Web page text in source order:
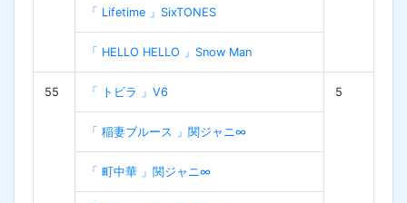
「 Lifetime 」SixTONES
「 HELLO HELLO 」Snow Man
55 「 トビラ 」V6 5
「 稲妻ブルース 」関ジャニ∞
「 町中華 」関ジャニ∞